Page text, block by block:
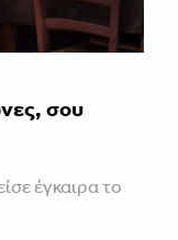
σου
έγκαιρα το